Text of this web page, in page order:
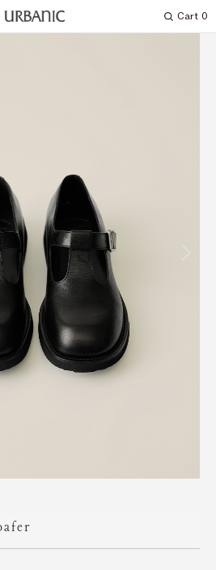
Search
Cart 0